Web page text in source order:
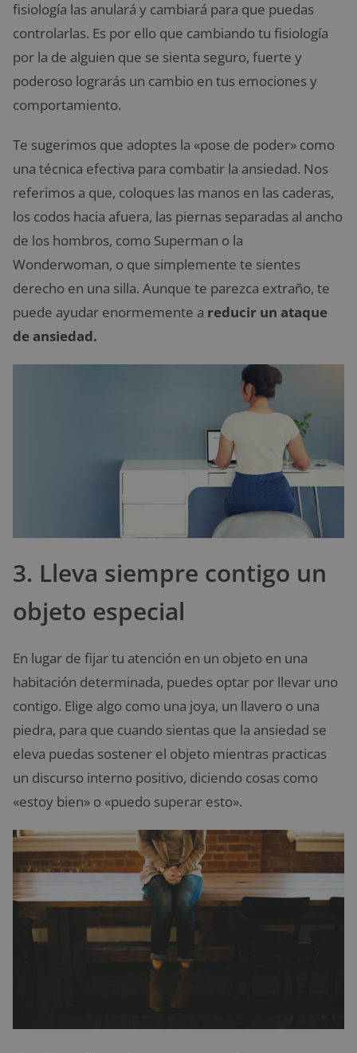
fisiología las anulará y cambiará para que puedas
controlarlas. Es por ello que cambiando tu fisiología
por la de alguien que se sienta seguro, fuerte y
poderoso lograrás un cambio en tus emociones y
comportamiento.
Te sugerimos que adoptes la «pose de poder» como
una técnica efectiva para combatir la ansiedad. Nos
referimos a que, coloques las manos en las caderas,
los codos hacia afuera, las piernas separadas al ancho
de los hombros, como Superman o la
Wonderwoman, o que simplemente te sientes
derecho en una silla. Aunque te parezca extraño, te
puede ayudar enormemente a reducir un ataque
de ansiedad.
3. Lleva siempre contigo un
objeto especial
En lugar de fijar tu atención en un objeto en una
habitación determinada, puedes optar por llevar uno
contigo. Elige algo como una joya, un llavero o una
piedra, para que cuando sientas que la ansiedad se
eleva puedas sostener el objeto mientras practicas
un discurso interno positivo, diciendo cosas como
«estoy bien» o «puedo superar esto».